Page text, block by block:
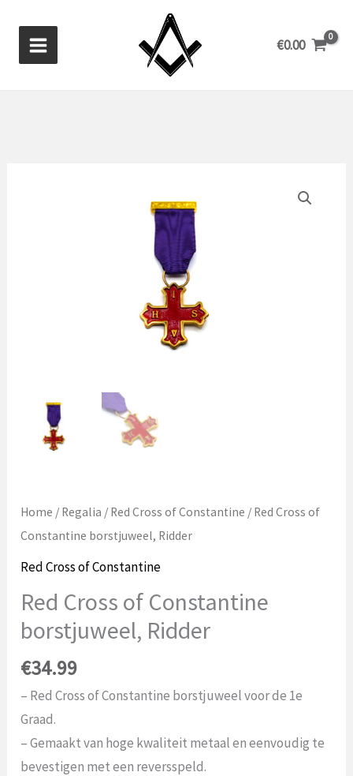
€0.00
Home / Regalia / Red Cross of Constantine / Red Cross of
Constantine borstjuweel, Ridder
Red Cross of Constantine
Red Cross of Constantine
borstjuweel, Ridder
€34.99
– Red Cross of Constantine borstjuweel voor de 1e
Graad.
– Gemaakt van hoge kwaliteit metaal en eenvoudig te
bevestigen met een reversspeld.